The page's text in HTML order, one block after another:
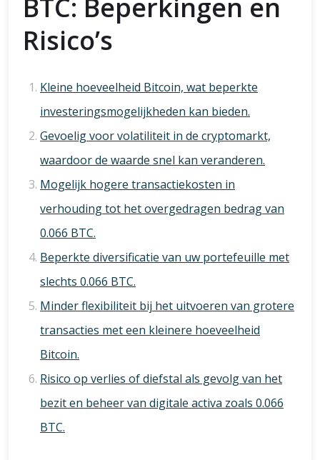
BTC: Beperkingen en
Risico’s
Kleine hoeveelheid Bitcoin, wat beperkte
investeringsmogelijkheden kan bieden.
Gevoelig voor volatiliteit in de cryptomarkt,
waardoor de waarde snel kan veranderen.
Mogelijk hogere transactiekosten in
verhouding tot het overgedragen bedrag van
0.066 BTC.
Beperkte diversificatie van uw portefeuille met
slechts 0.066 BTC.
Minder flexibiliteit bij het uitvoeren van grotere
transacties met een kleinere hoeveelheid
Bitcoin.
Risico op verlies of diefstal als gevolg van het
bezit en beheer van digitale activa zoals 0.066
BTC.